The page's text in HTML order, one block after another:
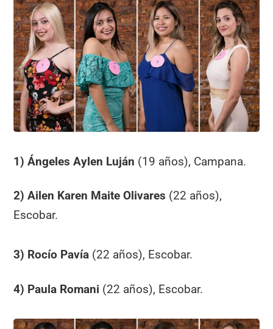
1) Ángeles Aylen Luján (19 años), Campana.
2) Ailen Karen Maite Olivares (22 años),
Escobar.
3) Rocío Pavía (22 años), Escobar.
4) Paula Romani (22 años), Escobar.